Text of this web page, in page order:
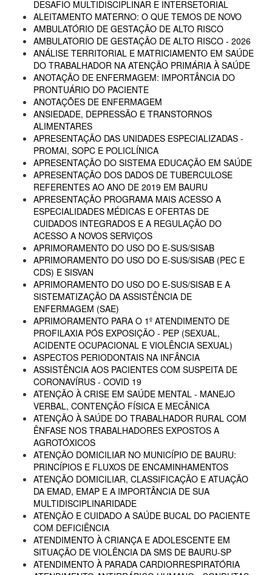
DESAFIO MULTIDISCIPLINAR E INTERSETORIAL
ALEITAMENTO MATERNO: O QUE TEMOS DE NOVO
AMBULATÓRIO DE GESTAÇÃO DE ALTO RISCO
AMBULATORIO DE GESTAÇÃO DE ALTO RISCO - 2026
ANÁLISE TERRITORIAL E MATRICIAMENTO EM SAÚDE
DO TRABALHADOR NA ATENÇÃO PRIMÁRIA À SAÚDE
ANOTAÇÃO DE ENFERMAGEM: IMPORTÂNCIA DO
PRONTUÁRIO DO PACIENTE
ANOTAÇÕES DE ENFERMAGEM
ANSIEDADE, DEPRESSÃO E TRANSTORNOS
ALIMENTARES
APRESENTAÇÃO DAS UNIDADES ESPECIALIZADAS -
PROMAI, SOPC E POLICLÍNICA
APRESENTAÇÃO DO SISTEMA EDUCAÇÃO EM SAÚDE
APRESENTAÇÃO DOS DADOS DE TUBERCULOSE
REFERENTES AO ANO DE 2019 EM BAURU
APRESENTAÇÃO PROGRAMA MAIS ACESSO A
ESPECIALIDADES MÉDICAS E OFERTAS DE
CUIDADOS INTEGRADOS E A REGULAÇÃO DO
ACESSO A NOVOS SERVIÇOS
APRIMORAMENTO DO USO DO E-SUS/SISAB
APRIMORAMENTO DO USO DO E-SUS/SISAB (PEC E
CDS) E SISVAN
APRIMORAMENTO DO USO DO E-SUS/SISAB E A
SISTEMATIZAÇÃO DA ASSISTÊNCIA DE
ENFERMAGEM (SAE)
APRIMORAMENTO PARA O 1º ATENDIMENTO DE
PROFILAXIA PÓS EXPOSIÇÃO - PEP (SEXUAL,
ACIDENTE OCUPACIONAL E VIOLÊNCIA SEXUAL)
ASPECTOS PERIODONTAIS NA INFÂNCIA
ASSISTÊNCIA AOS PACIENTES COM SUSPEITA DE
CORONAVÍRUS - COVID 19
ATENÇÃO À CRISE EM SAÚDE MENTAL - MANEJO
VERBAL, CONTENÇÃO FÍSICA E MECÂNICA
ATENÇÃO À SAÚDE DO TRABALHADOR RURAL COM
ÊNFASE NOS TRABALHADORES EXPOSTOS A
AGROTÓXICOS
ATENÇÃO DOMICILIAR NO MUNICÍPIO DE BAURU:
PRINCÍPIOS E FLUXOS DE ENCAMINHAMENTOS
ATENÇÃO DOMICILIAR, CLASSIFICAÇÃO E ATUAÇÃO
DA EMAD, EMAP E A IMPORTÂNCIA DE SUA
MULTIDISCIPLINARIDADE
ATENÇÃO E CUIDADO A SAÚDE BUCAL DO PACIENTE
COM DEFICIÊNCIA
ATENDIMENTO À CRIANÇA E ADOLESCENTE EM
SITUAÇÃO DE VIOLÊNCIA DA SMS DE BAURU-SP
ATENDIMENTO À PARADA CARDIORRESPIRATÓRIA